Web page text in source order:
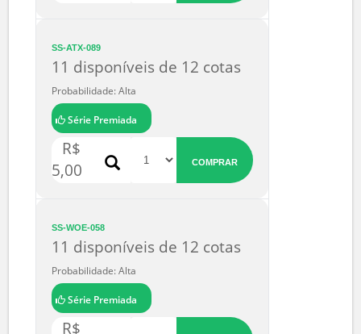
7,00
SS-ATX-089
11 disponíveis de 12 cotas
Probabilidade: Alta
5,00
SS-WOE-058
11 disponíveis de 12 cotas